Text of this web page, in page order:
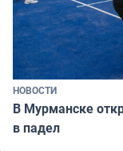
НОВОСТИ
В Мурманске
в падел